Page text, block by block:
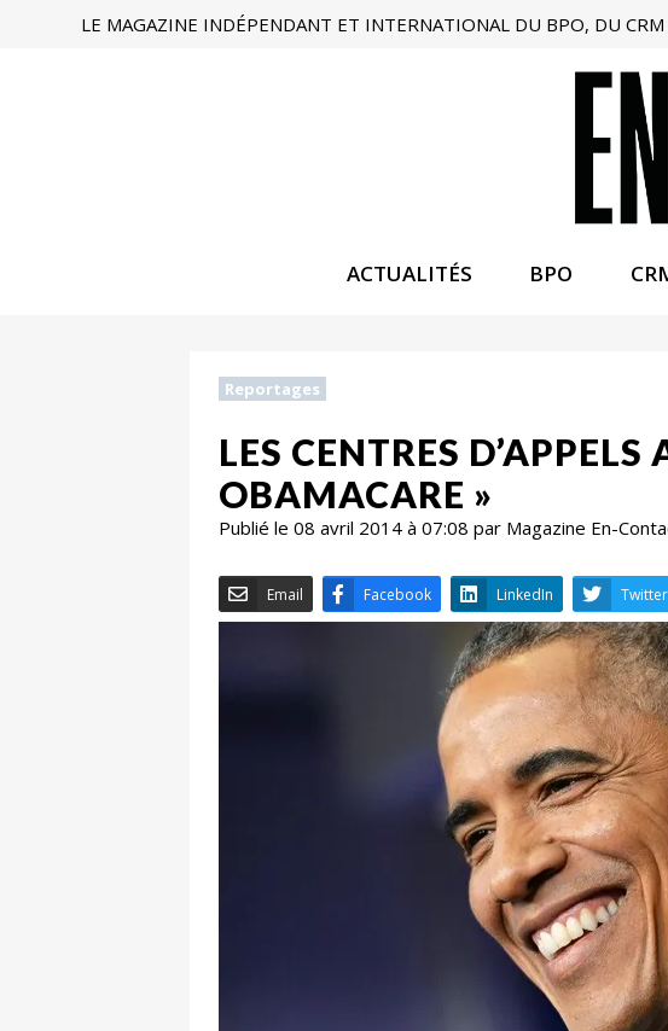
LE MAGAZINE INDÉPENDANT ET INTERNATIONAL DU BPO, DU CRM
ACTUALITÉS BPO
Reportages
LES CENTRES
OBAMACARE »
Publié le 08 avril 2014 à 07:08 par Magazine En-
Facebook